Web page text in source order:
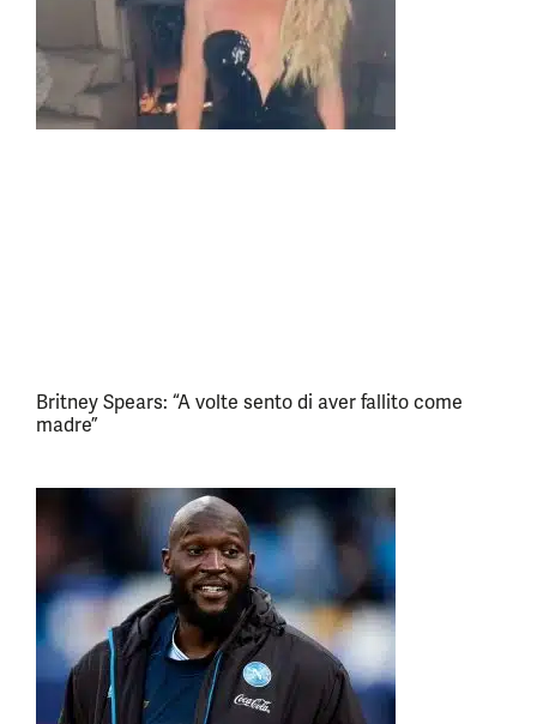
Britney Spears: “A volte sento di aver fallito come
madre”